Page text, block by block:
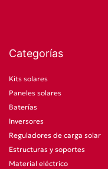
Categorías
Kits solares
Paneles solares
Baterías
Inversores
Reguladores de carga solar
Estructuras y soportes
Material eléctrico